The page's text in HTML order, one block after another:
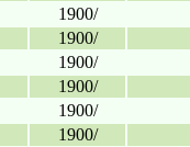
1900/
1900/
1900/
1900/
1900/
1900/